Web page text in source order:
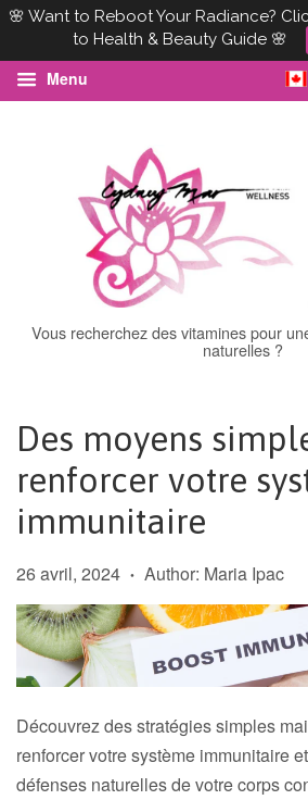
🌸 Want to Reboot Your Radiance?
to Health & Beauty Guide 🌸
Menu
Vous recherchez des vitamines pour
naturelles ?
Des moyens
renforcer votre
immunitaire
26 avril, 2024 • Author: Maria Ipac
Découvrez des stratégies simples
renforcer votre système immunitaire
défenses naturelles de votre corps